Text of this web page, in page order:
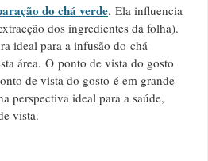
do chá verde. Ela influencia
dos ingredientes da folha).
ideal para a infusão do chá
área. O ponto de vista do gosto
de vista do gosto é em grande
perspectiva ideal para a saúde,
vista.